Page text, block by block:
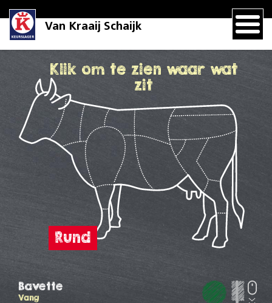
Van Kraaij Schaijk
Klik om te zien waar wat
zit
Bavette
Vang